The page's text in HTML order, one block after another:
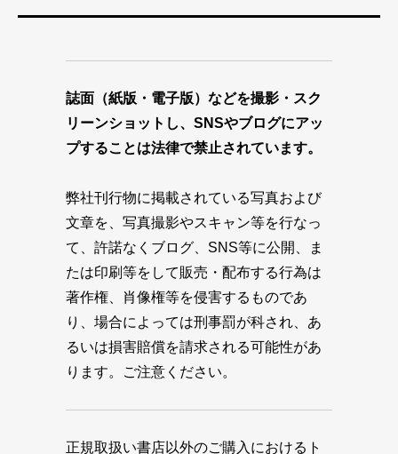
誌面（紙版・電子版）などを撮影・スク
リーンショットし、SNSやブログにアッ
プすることは法律で禁止されています。
弊社刊行物に掲載されている写真および
文章を、写真撮影やスキャン等を行なっ
て、許諾なくブログ、SNS等に公開、ま
たは印刷等をして販売・配布する行為は
著作権、肖像権等を侵害するものであ
り、場合によっては刑事罰が科され、あ
るいは損害賠償を請求される可能性があ
ります。ご注意ください。
正規取扱い書店以外のご購入におけるト